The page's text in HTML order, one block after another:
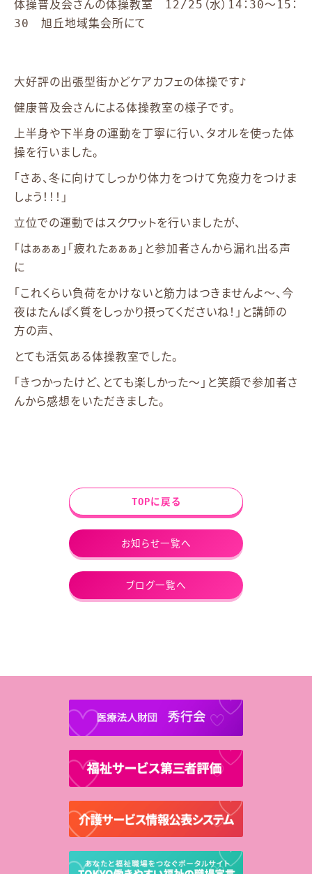
体操普及会さんの体操教室 12/25（水）14：30～15：
30 旭丘地域集会所にて
大好評の出張型街かどケアカフェの体操です♪
健康普及会さんによる体操教室の様子です。
上半身や下半身の運動を丁寧に行い、タオルを使った体
操を行いました。
「さあ、冬に向けてしっかり体力をつけて免疫力をつけま
しょう！！！」
立位での運動ではスクワットを行いましたが、
「はぁぁぁ」「疲れたぁぁぁ」と参加者さんから漏れ出る声
に
「これくらい負荷をかけないと筋力はつきませんよ～、今
夜はたんぱく質をしっかり摂ってくださいね！」と講師の
方の声、
とても活気ある体操教室でした。
「きつかったけど、とても楽しかった～」と笑顔で参加者さ
んから感想をいただきました。
TOPに戻る
お知らせ一覧へ
ブログ一覧へ